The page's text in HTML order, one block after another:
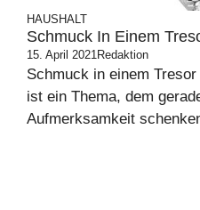
HAUSHALT
Schmuck In Einem
15. April 2021Redaktion
Schmuck in einem
ist ein Thema, dem
Aufmerksamkeit